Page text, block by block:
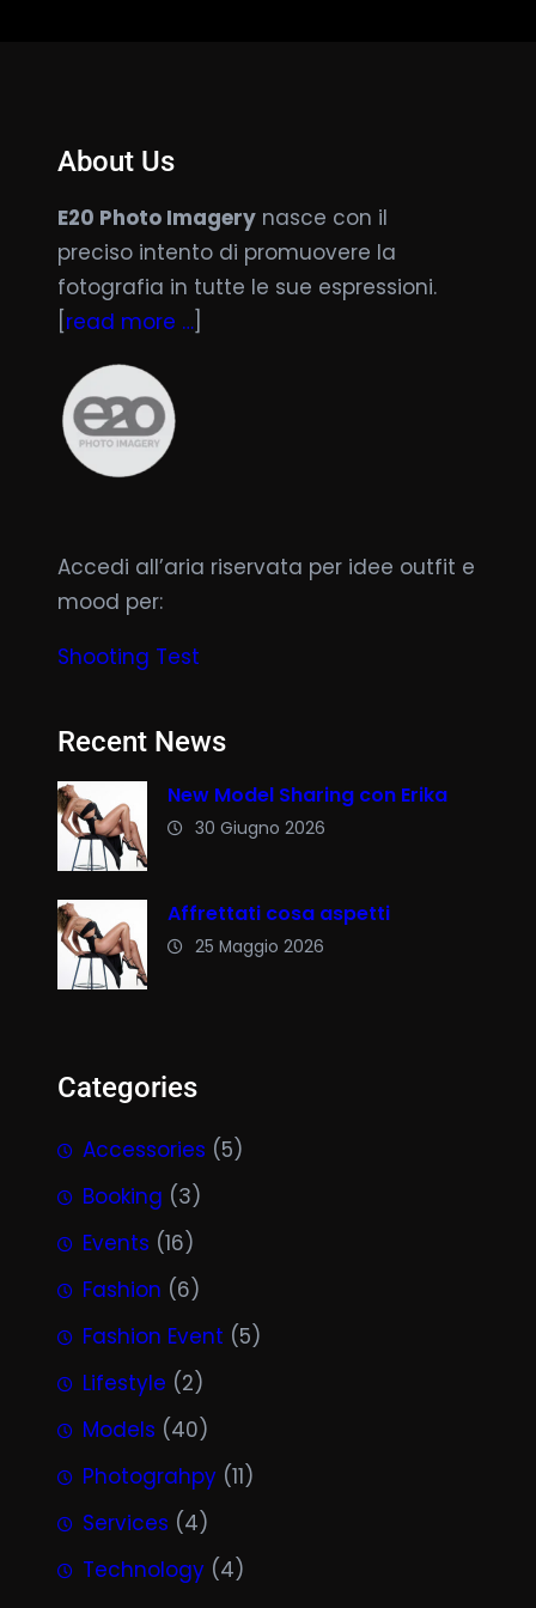
About Us
E20 Photo Imagery nasce con il
preciso intento di promuovere la
fotografia in tutte le sue espressioni.
read more …
Accedi all’aria riservata per idee outfit e
mood per:
Shooting Test
Recent News
New Model Sharing con Erika
30 Giugno 2026
Affrettati cosa aspetti
25 Maggio 2026
Categories
Accessories (5)
Booking (3)
Events (16)
Fashion (6)
Fashion Event (5)
Lifestyle (2)
Models (40)
Photograhpy (11)
Services (4)
Technology (4)